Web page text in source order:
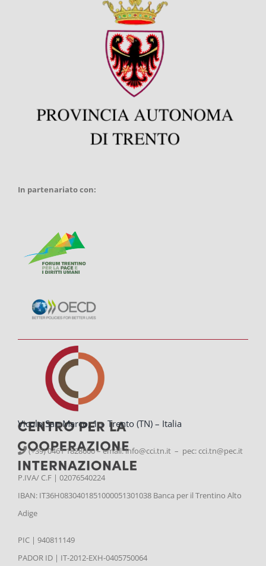
In partenariato con:
Vicolo San Marco, 1 – Trento (TN) – Italia
(+39) 0461 1828600 – email:info@cci.tn.it – pec: cci.tn@pec.it
P.IVA/ C.F | 02076540224
IBAN: IT36H0830401851000051301038 Banca per il Trentino Alto
Adige
PIC | 940811149
PADOR ID | IT-2012-EXH-0405750064